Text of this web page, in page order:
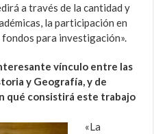
a través de la cantidad y
la participación en
para investigación».
vínculo entre las
y Geografía, y de
qué consistirá este trabajo
«La